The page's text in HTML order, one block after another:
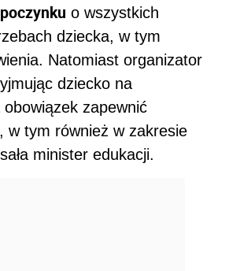
o wszystkich
dziecka, w tym
Natomiast organizator
dziecko na
zapewnić
, w tym również w zakresie
minister edukacji.